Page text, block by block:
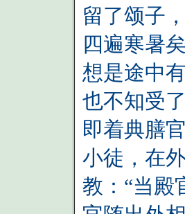
留了颂子
四遍寒暑
想是途中
也不知受
即着典膳
小徒，在
教：“当殿